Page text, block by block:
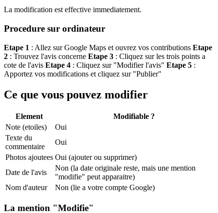
La modification est effective immediatement.
Procedure sur ordinateur
Etape 1 : Allez sur Google Maps et ouvrez vos contributions Etape
2 : Trouvez l'avis concerne Etape 3 : Cliquez sur les trois points a
cote de l'avis Etape 4 : Cliquez sur "Modifier l'avis" Etape 5 :
Apportez vos modifications et cliquez sur "Publier"
Ce que vous pouvez modifier
Element
Modifiable ?
Note (etoiles)
Oui
Texte du
commentaire
Oui
Photos ajoutees Oui (ajouter ou supprimer)
Date de l'avis
Non (la date originale reste, mais une mention
"modifie" peut apparaitre)
Nom d'auteur
Non (lie a votre compte Google)
La mention "Modifie"